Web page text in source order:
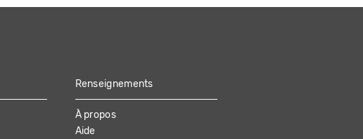
Renseignements
À propos
Aide